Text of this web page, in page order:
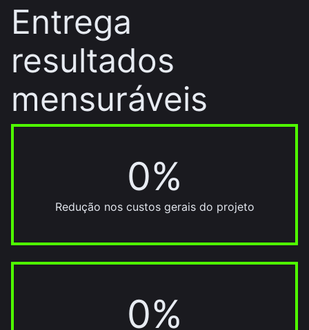
Entrega
resultados
mensuráveis
0%
30%
Redução nos custos gerais do projeto
0%
20%